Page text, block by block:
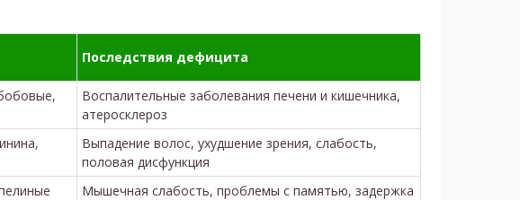
Последствия дефицита
Воспалительные заболевания печени и кишечника,
атеросклероз
Выпадение волос, ухудшение зрения, слабость,
половая дисфункция
Мышечная слабость, проблемы с памятью, задержка